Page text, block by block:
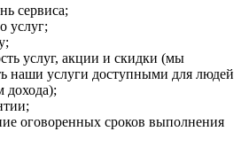
сервиса;
услуг;
услуг, акции и скидки (мы
наши услуги доступными для людей
дохода);
оговоренных сроков выполнения